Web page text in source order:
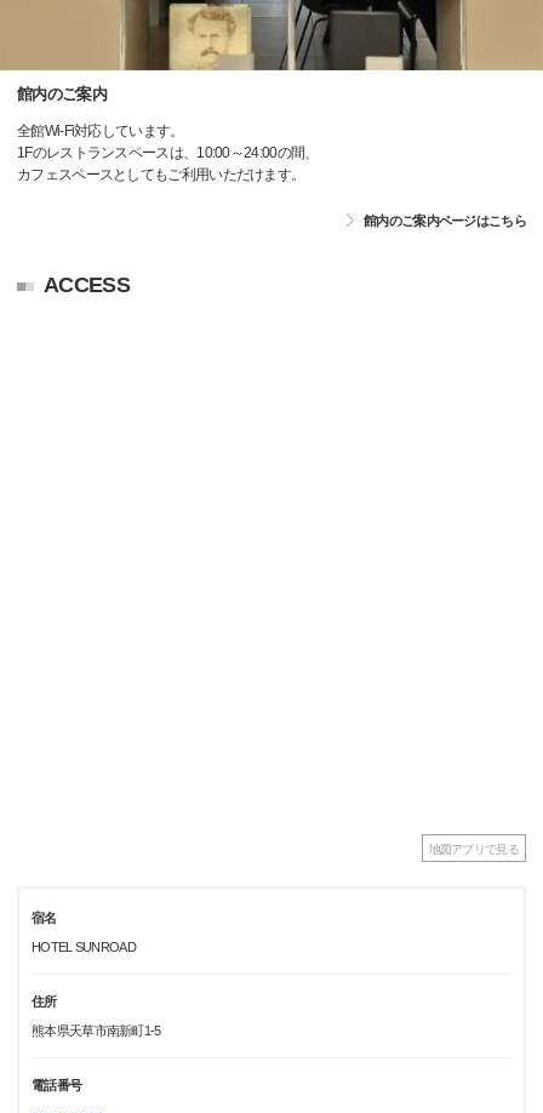
館内のご案内
全館Wi-Fi対応しています。
1Fのレストランスペースは、10:00～24:00の間、
カフェスペースとしてもご利用いただけます。
館内のご案内ページはこちら
ACCESS
地図アプリで見る
宿名
HOTEL SUNROAD
住所
熊本県天草市南新町1-5
電話番号